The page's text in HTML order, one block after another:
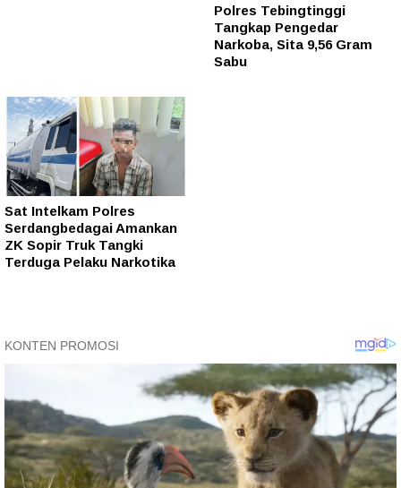
Polres Tebingtinggi
Tangkap Pengedar
Narkoba, Sita 9,56 Gram
Sabu
Sat Intelkam Polres
Serdangbedagai Amankan
ZK Sopir Truk Tangki
Terduga Pelaku Narkotika